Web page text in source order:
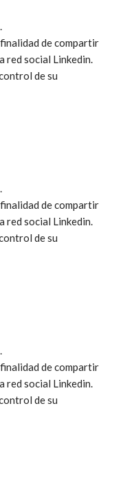
de compartir
red social Linkedin.
de su
de compartir
red social Linkedin.
de su
de compartir
red social Linkedin.
de su